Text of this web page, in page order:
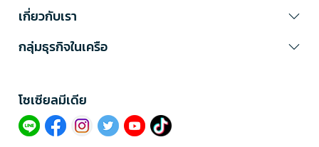
เกี่ยวกับเรา
กลุ่มธุรกิจในเครือ
โซเซียลมีเดีย​